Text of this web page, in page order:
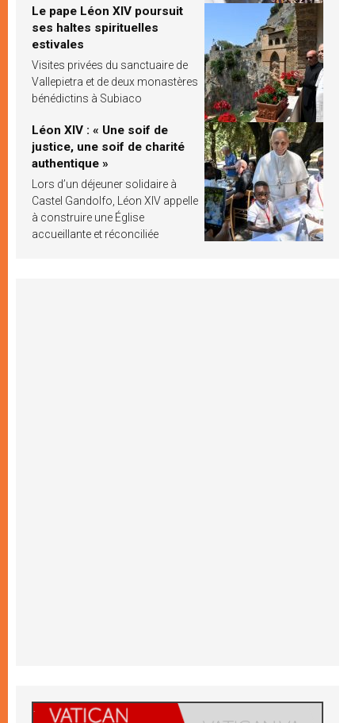
Le pape Léon XIV poursuit
ses haltes spirituelles
estivales
Visites privées du sanctuaire de
Vallepietra et de deux monastères
bénédictins à Subiaco
Léon XIV : « Une soif de
justice, une soif de charité
authentique »
Lors d’un déjeuner solidaire à
Castel Gandolfo, Léon XIV appelle
à construire une Église
accueillante et réconciliée